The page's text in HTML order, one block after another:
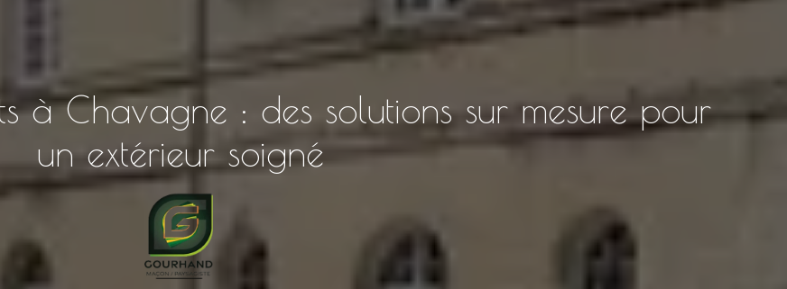
à Chavagne : des solutions sur mesure pour
un extérieur soigné